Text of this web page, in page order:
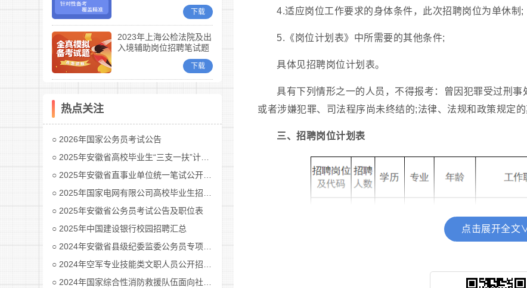
下载
2023年上海公检法院及出
入境辅助岗位招聘笔试题
下载
热点关注
2026年国家公务员考试公告
2025年安徽省高校毕业生“三支一扶”计划招募公告
2025年安徽省直事业单位统一笔试公开招聘工作人员公告
2025年国家电网有限公司高校毕业生招聘公告(第二批)汇总
2025年安徽省公务员考试公告及职位表
2025年中国建设银行校园招聘汇总
2024年安徽省县级纪委监委公务员专项招考公告及职位表汇总
2024年空军专业技能类文职人员公开招考公告
2024年国家综合性消防救援队伍面向社会招录消防员公告
4.适应岗位工作要求的身体条件，此次招聘岗位为单休制;
5.《岗位计划表》中所需要的其他条件;
具体见招聘岗位计划表。
具有下列情形之一的人员，不得报考：曾因犯罪受过刑事
或者涉嫌犯罪、司法程序尚未终结的;法律、法规和政策规定的
三、招聘岗位计划表
点击展开全文